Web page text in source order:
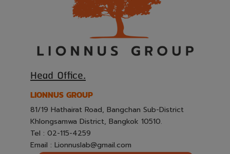
Head Office.
LIONNUS GROUP
81/19 Hathairat Road, Bangchan Sub-District
Khlongsamwa District, Bangkok 10510.
Tel : 02-115-4259
Email : Lionnuslab@gmail.com